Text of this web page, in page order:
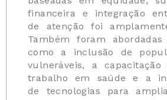
financeira e integração
de atenção foi
Também foram abordadas
como a inclusão de
vulneráveis, a
trabalho em saúde e a
de tecnologias para